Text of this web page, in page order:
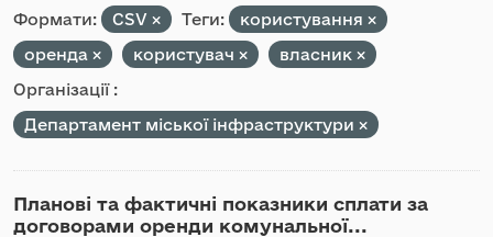
Формати: CSV Теги:
користування
оренда
користувач
власник
Організації :
Департамент міської інфраструктури
Планові та фактичні показники сплати за
договорами оренди комунальної...